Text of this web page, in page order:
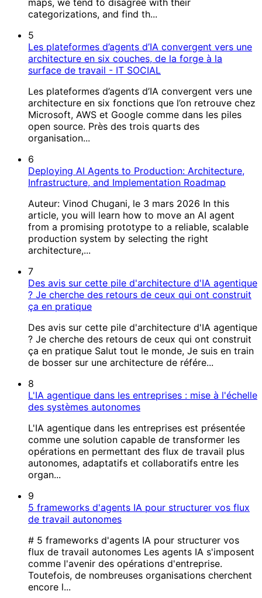
maps, we tend to disagree with their
categorizations, and find th...
5
Les plateformes d’agents d’IA convergent vers une
architecture en six couches, de la forge à la
surface de travail - IT SOCIAL
Les plateformes d’agents d’IA convergent vers une
architecture en six fonctions que l’on retrouve chez
Microsoft, AWS et Google comme dans les piles
open source. Près des trois quarts des
organisation...
6
Deploying AI Agents to Production: Architecture,
Infrastructure, and Implementation Roadmap
Auteur: Vinod Chugani, le 3 mars 2026 In this
article, you will learn how to move an AI agent
from a promising prototype to a reliable, scalable
production system by selecting the right
architecture,...
7
Des avis sur cette pile d'architecture d'IA agentique
? Je cherche des retours de ceux qui ont construit
ça en pratique
Des avis sur cette pile d'architecture d'IA agentique
? Je cherche des retours de ceux qui ont construit
ça en pratique Salut tout le monde, Je suis en train
de bosser sur une architecture de référe...
8
L'IA agentique dans les entreprises : mise à l'échelle
des systèmes autonomes
L'IA agentique dans les entreprises est présentée
comme une solution capable de transformer les
opérations en permettant des flux de travail plus
autonomes, adaptatifs et collaboratifs entre les
organ...
9
5 frameworks d'agents IA pour structurer vos flux
de travail autonomes
# 5 frameworks d'agents IA pour structurer vos
flux de travail autonomes Les agents IA s'imposent
comme l'avenir des opérations d'entreprise.
Toutefois, de nombreuses organisations cherchent
encore l...